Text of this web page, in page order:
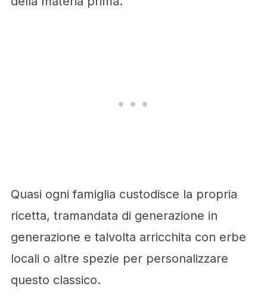
Quasi ogni famiglia custodisce la propria
ricetta, tramandata di generazione in
generazione e talvolta arricchita con erbe
locali o altre spezie per personalizzare
questo classico.